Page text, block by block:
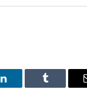
LinkedIn Tumblr